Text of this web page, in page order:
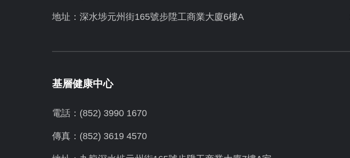
地址： 深水埗元州街165號步陞工商業大廈6樓A
基層健康中心
電話：(852) 3990 1670
傳真：(852) 3619 4570